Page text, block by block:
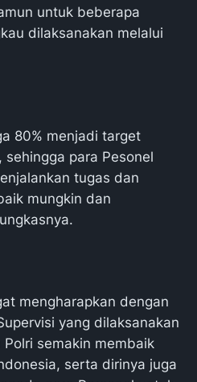
untuk beberapa
dilaksanakan melalui
80% menjadi target
para Pesonel
tugas dan
mungkin dan
mengharapkan dengan
yang dilaksanakan
semakin membaik
serta dirinya juga